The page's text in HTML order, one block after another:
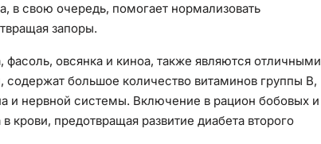
в свою очередь, помогает нормализовать
запоры.
овсянка и киноа, также являются отличными
большое количество витаминов группы B,
и нервной системы. Включение в рацион бобовых и
крови, предотвращая развитие диабета второго